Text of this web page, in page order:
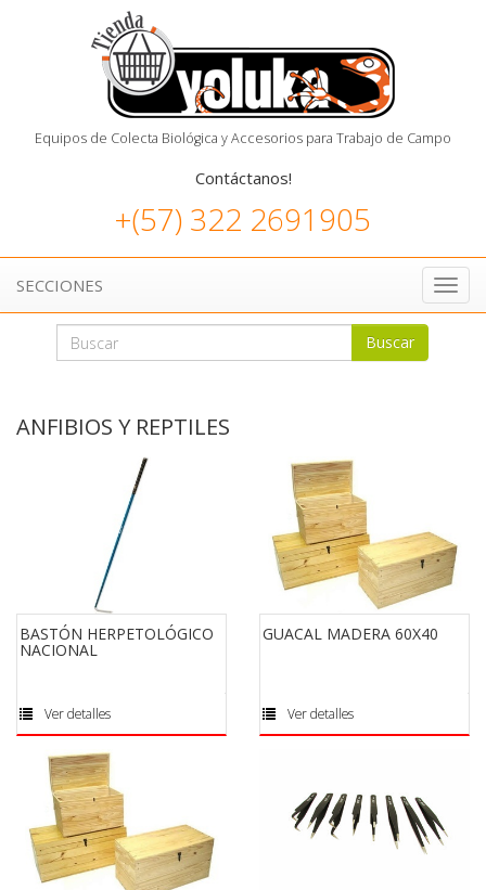
Equipos de Colecta Biológica y Accesorios para Trabajo de Campo
Contáctanos!
+(57) 322 2691905
SECCIONES
Buscar
ANFIBIOS Y REPTILES
BASTÓN HERPETOLÓGICO
NACIONAL
Ver detalles
GUACAL MADERA 60X40
Ver detalles